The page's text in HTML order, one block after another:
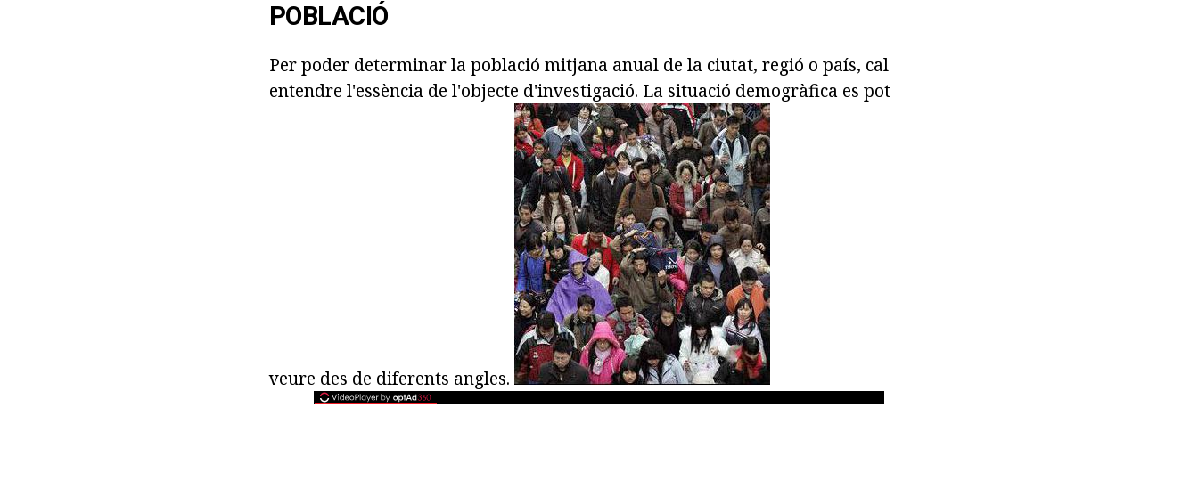
POBLACIÓ
Per poder determinar la població mitjana anual de la ciutat, regió o país, cal
entendre l'essència de l'objecte d'investigació. La situació demogràfica es pot
veure des de diferents angles.